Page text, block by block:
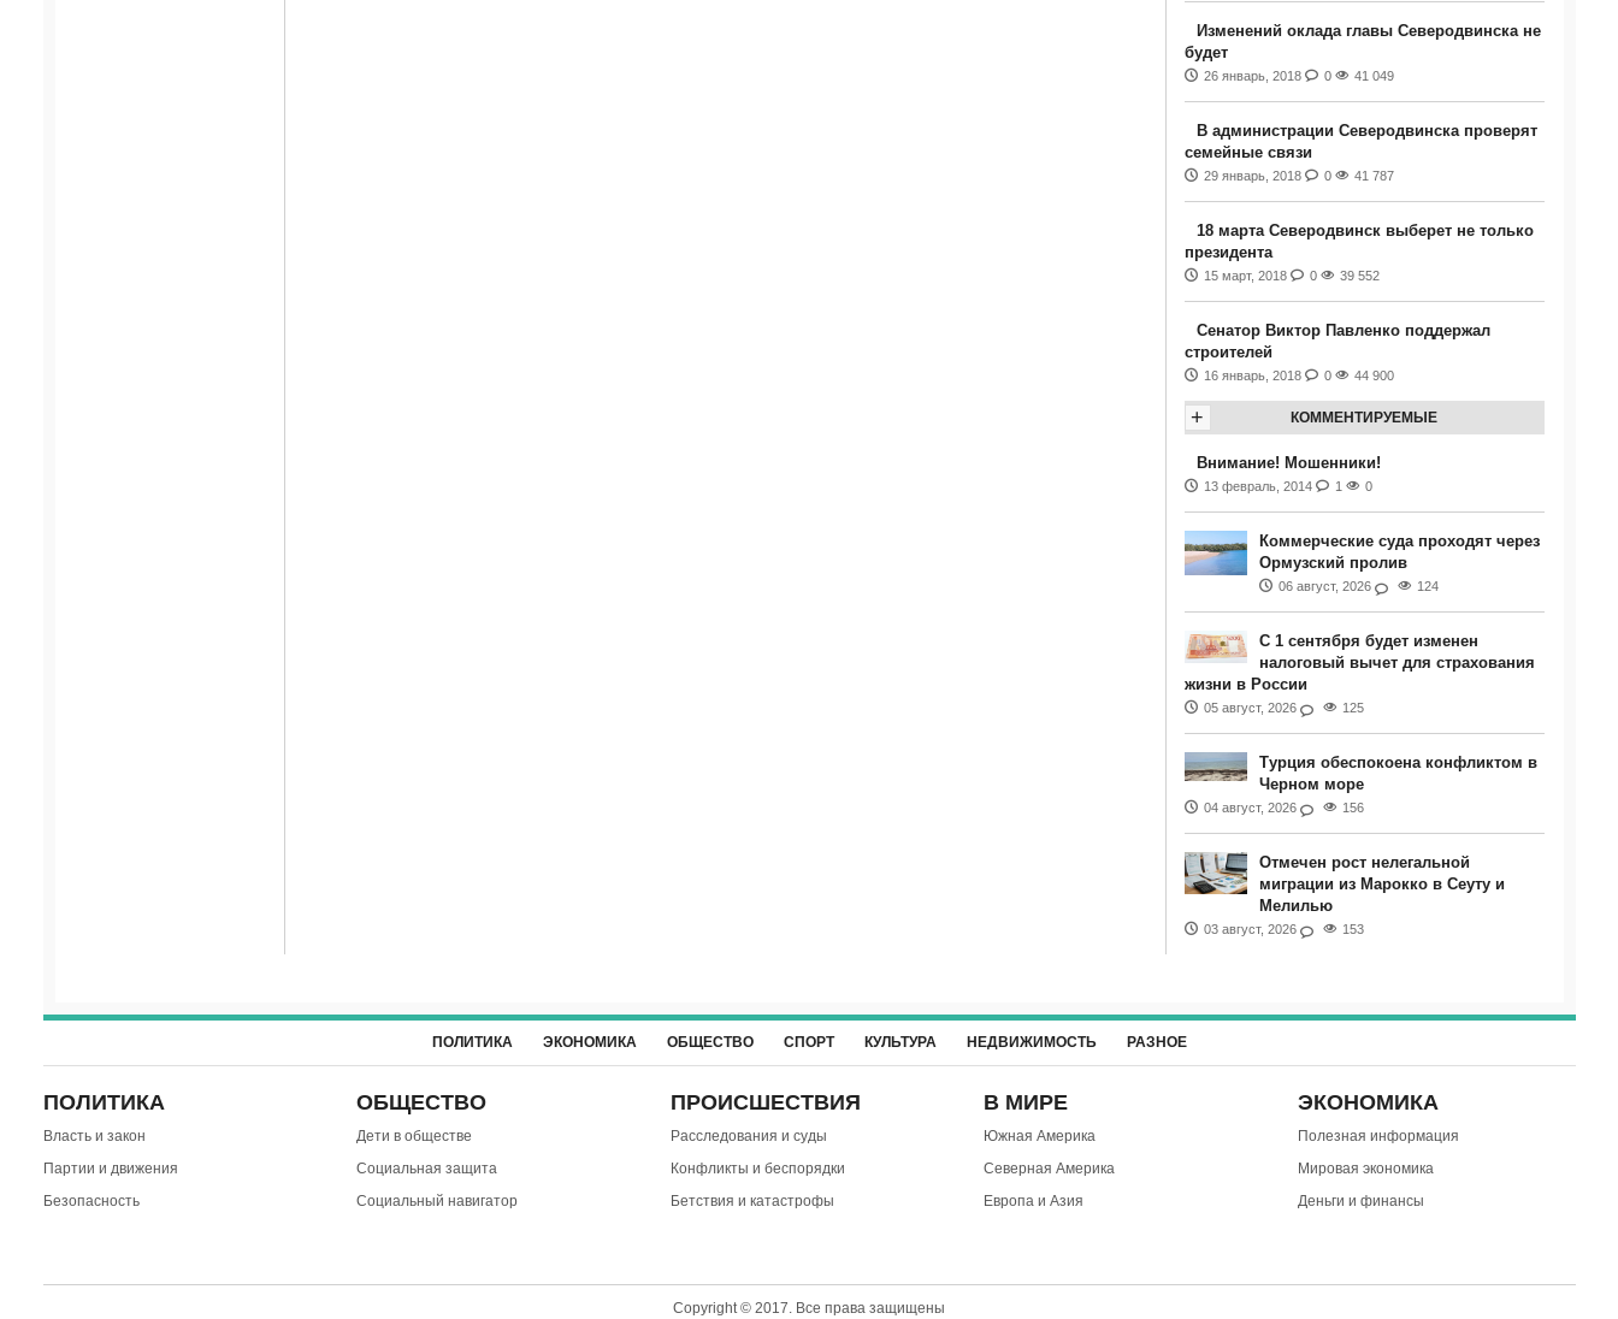
Изменений оклада главы Северодвинска не
будет
26 январь, 2018 0 41 049
В администрации Северодвинска проверят
семейные связи
29 январь, 2018 0 41 787
18 марта Северодвинск выберет не только
президента
15 март, 2018 0 39 552
Сенатор Виктор Павленко поддержал
строителей
16 январь, 2018 0 44 900
КОММЕНТИРУЕМЫЕ
+
Внимание! Мошенники!
13 февраль, 2014 1 0
Коммерческие суда проходят через
Ормузский пролив
06 август, 2026 124
С 1 сентября будет изменен
налоговый вычет для страхования
жизни в России
05 август, 2026 125
Турция обеспокоена конфликтом в
Черном море
04 август, 2026 156
Отмечен рост нелегальной
миграции из Марокко в Сеуту и
Мелилью
03 август, 2026 153
ПОЛИТИКА ЭКОНОМИКА ОБЩЕСТВО СПОРТ КУЛЬТУРА НЕДВИЖИМОСТЬ РАЗНОЕ
ПОЛИТИКА
Власть и закон
Партии и движения
Безопасность
ОБЩЕСТВО
Дети в обществе
Социальная защита
Социальный навигатор
ПРОИСШЕСТВИЯ
Расследования и суды
Конфликты и беспорядки
Бетствия и катастрофы
В МИРЕ
Южная Америка
Северная Америка
Европа и Азия
ЭКОНОМИКА
Полезная информация
Мировая экономика
Деньги и финансы
Copyright © 2017. Все права защищены